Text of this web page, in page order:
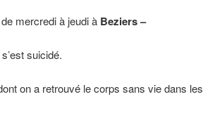
mercredi à jeudi à Beziers–
suicidé.
on a retrouvé le corps sans vie dans les